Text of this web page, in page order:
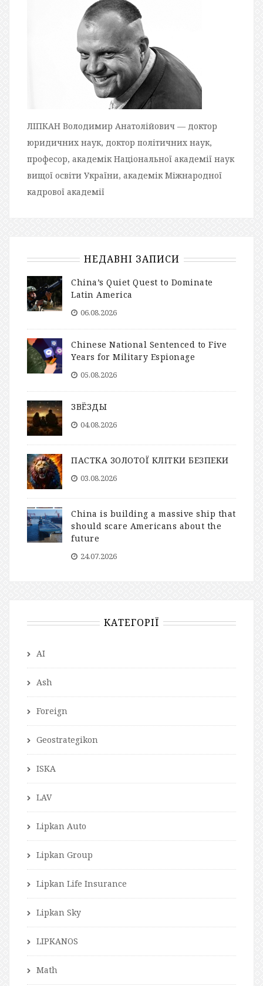
ЛІПКАН Володимир Анатолійович — доктор
юридичних наук, доктор політичних наук,
професор, академік Національної академії наук
вищої освіти України, академік Міжнародної
кадрової академії
НЕДАВНІ ЗАПИСИ
China’s Quiet Quest to Dominate
Latin America
06.08.2026
Chinese National Sentenced to Five
Years for Military Espionage
05.08.2026
ЗВЁЗДЫ
04.08.2026
ПАСТКА ЗОЛОТОЇ КЛІТКИ БЕЗПЕКИ
03.08.2026
China is building a massive ship that
should scare Americans about the
future
24.07.2026
КАТЕГОРІЇ
AI
Ash
Foreign
Geostrategikon
ISKA
LAV
Lipkan Auto
Lipkan Group
Lipkan Life Insurance
Lipkan Sky
LIPKANOS
Math